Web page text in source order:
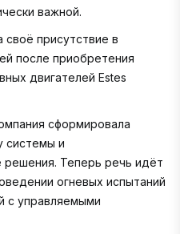
важной.
своё присутствие в
после приобретения
двигателей Estes
сформировала
системы и
Теперь речь идёт
огневых испытаний
с управляемыми